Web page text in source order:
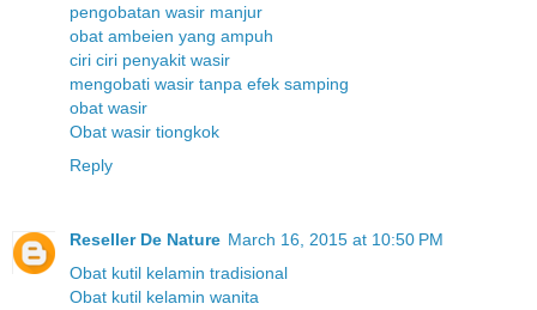
pengobatan wasir manjur
obat ambeien yang ampuh
ciri ciri penyakit wasir
mengobati wasir tanpa efek samping
obat wasir
Obat wasir tiongkok
Reply
Reseller De Nature March 16, 2015 at 10:50 PM
Obat kutil kelamin tradisional
Obat kutil kelamin wanita